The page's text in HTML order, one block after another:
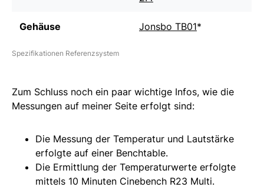
Gehäuse Jonsbo TB01*
Spezifikationen Referenzsystem
Zum Schluss noch ein paar wichtige Infos, wie die
Messungen auf meiner Seite erfolgt sind:
Die Messung der Temperatur und Lautstärke
erfolgte auf einer Benchtable.
Die Ermittlung der Temperaturwerte erfolgte
mittels 10 Minuten Cinebench R23 Multi.